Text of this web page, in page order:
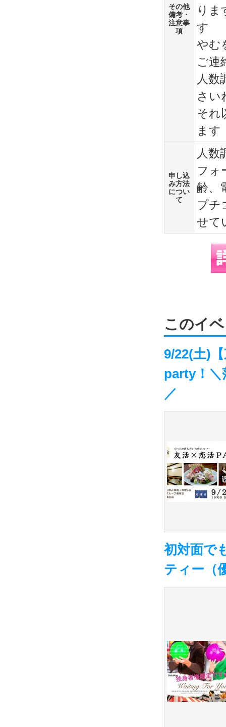
その他
備考・
注意事
項
りま
す
やむ
ご連
人数
さい
それ
ます
申し込
み方法
につい
て
人数
フォ
齢、
プチ
せて
このイ
9/22(土)
party！
／
初対面で
ティー（